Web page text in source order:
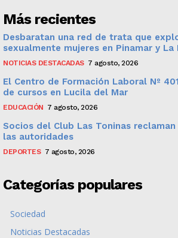
Más recientes
Desbaratan una red de trata que
sexualmente mujeres en Pinamar y La
NOTICIAS DESTACADAS 7 agosto, 2026
El Centro de Formación Laboral Nº
de cursos en Lucila del Mar
EDUCACIÓN 7 agosto, 2026
Socios del Club Las Toninas
las autoridades
DEPORTES 7 agosto, 2026
Categorías populares
Sociedad
Noticias Destacadas